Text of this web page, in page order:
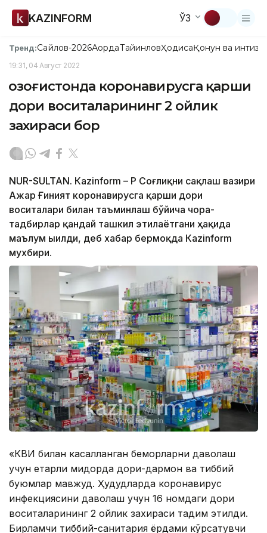
KAZINFORM ЎЗ
Тренд:Сайлов-2026АқордаТайинловҲодисаҚонун ва
19:31, 04 Август 2022
Қозоғистонда коронавирусга қарши
дори воситаларининг 2 ойлик
захираси бор
NUR-SULTAN. Кazinform – ҚР Соғлиқни сақлаш вазири
Ажар Ғиният коронавирусга қарши дори
воситалари билан таъминлаш бўйича чора-
тадбирлар қандай ташкил этилаётгани ҳақида
маълум ыилди, деб хабар бермоқда Кazinform
мухбири.
«КВИ билан касалланган беморларни даволаш
учун етарли миқдорда дори-дармон ва тиббий
буюмлар мавжуд. Ҳудудларда коронавирус
инфекциясини даволаш учун 16 номдаги дори
воситаларининг 2 ойлик захираси тақдим этилди.
Бирламчи тиббий-санитария ёрдами кўрсатувчи